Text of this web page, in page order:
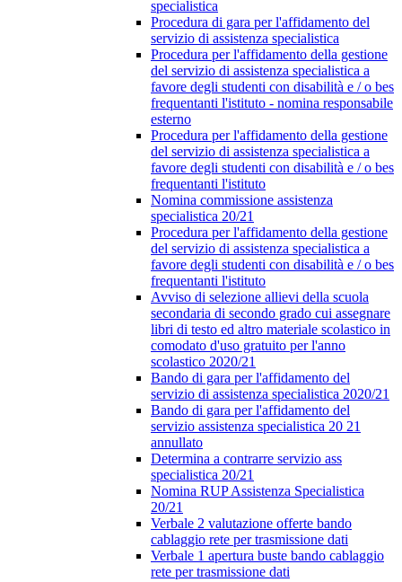
specialistica
Procedura di gara per l'affidamento del
servizio di assistenza specialistica
Procedura per l'affidamento della gestione
del servizio di assistenza specialistica a
favore degli studenti con disabilità e / o bes
frequentanti l'istituto - nomina responsabile
esterno
Procedura per l'affidamento della gestione
del servizio di assistenza specialistica a
favore degli studenti con disabilità e / o bes
frequentanti l'istituto
Nomina commissione assistenza
specialistica 20/21
Procedura per l'affidamento della gestione
del servizio di assistenza specialistica a
favore degli studenti con disabilità e / o bes
frequentanti l'istituto
Avviso di selezione allievi della scuola
secondaria di secondo grado cui assegnare
libri di testo ed altro materiale scolastico in
comodato d'uso gratuito per l'anno
scolastico 2020/21
Bando di gara per l'affidamento del
servizio di assistenza specialistica 2020/21
Bando di gara per l'affidamento del
servizio assistenza specialistica 20 21
annullato
Determina a contrarre servizio ass
specialistica 20/21
Nomina RUP Assistenza Specialistica
20/21
Verbale 2 valutazione offerte bando
cablaggio rete per trasmissione dati
Verbale 1 apertura buste bando cablaggio
rete per trasmissione dati